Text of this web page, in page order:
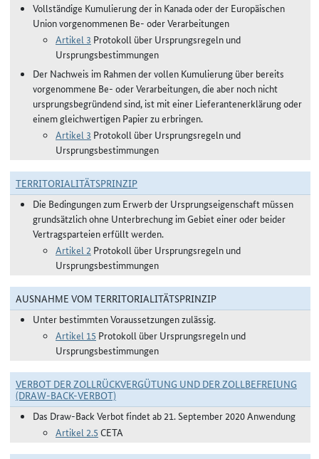
Vollständige Kumulierung der in Kanada oder der Europäischen
Union vorgenommenen Be- oder Verarbeitungen
Artikel 3 Protokoll über Ursprungsregeln und
Ursprungsbestimmungen
Der Nachweis im Rahmen der vollen Kumulierung über bereits
vorgenommene Be- oder Verarbeitungen, die aber noch nicht
ursprungsbegründend sind, ist mit einer Lieferantenerklärung oder
einem gleichwertigen Papier zu erbringen.
Artikel 3 Protokoll über Ursprungsregeln und
Ursprungsbestimmungen
TERRITORIALITÄTSPRINZIP
Die Bedingungen zum Erwerb der Ursprungseigenschaft müssen
grundsätzlich ohne Unterbrechung im Gebiet einer oder beider
Vertragsparteien erfüllt werden.
Artikel 2 Protokoll über Ursprungsregeln und
Ursprungsbestimmungen
AUSNAHME VOM TERRITORIALITÄTSPRINZIP
Unter bestimmten Voraussetzungen zulässig.
Artikel 15 Protokoll über Ursprungsregeln und
Ursprungsbestimmungen
VERBOT DER ZOLLRÜCKVERGÜTUNG UND DER ZOLLBEFREIUNG
(DRAW-BACK-VERBOT)
Das Draw-Back Verbot findet ab 21. September 2020 Anwendung
Artikel 2.5 CETA